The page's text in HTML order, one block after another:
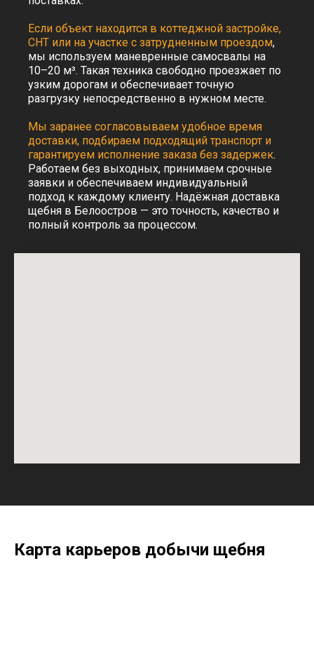
Если объект находится в коттеджной застройке,
СНТ или на участке с затрудненным проездом,
мы используем маневренные самосвалы на
10–20 м³. Такая техника свободно проезжает по
узким дорогам и обеспечивает точную
разгрузку непосредственно в нужном месте.
Мы заранее согласовываем удобное время
доставки, подбираем подходящий транспорт и
гарантируем исполнение заказа без задержек.
Работаем без выходных, принимаем срочные
заявки и обеспечиваем индивидуальный
подход к каждому клиенту. Надёжная доставка
щебня в Белоостров — это точность, качество и
полный контроль за процессом.
Карта карьеров добычи щебня
отдел контроля качества +7 (911) 130-45-45
по вопросам
сотрудничества
отдел продаж
бухгалтерия:
g.anatolevna@td-psn.ru
info@td-psn.ru
отдел контроля качества
v.kotlovskiy@td-psn.ru
Почта:
Офис
с 09:00 до 18:00
отдел доставки
связь с менеджером
24/7 - круглосуточно
при централизованной
поставке материала
Режим работы: пн-пт
Заказать обратный